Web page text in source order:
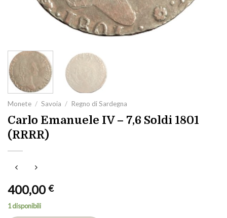
Monete / Savoia / Regno di Sardegna
Carlo Emanuele IV – 7,6 Soldi 1801
(RRRR)
400,00€
1 disponibili